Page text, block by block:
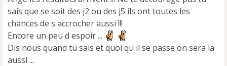
sais que se soit des j2 ou des j5 ils ont toutes les
chances de s accrocher aussi !!!
Encore un peu d espoir ...
Dis nous quand tu sais et quoi qu il se passe on sera la
aussi ...